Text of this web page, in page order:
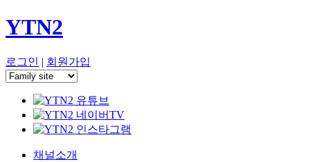
YTN2
로그인 | 회원가입
채널소개